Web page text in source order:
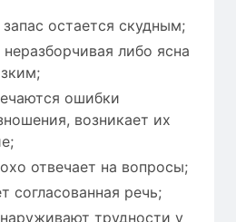
остается скудным;
либо ясна
ошибки
возникает их
отвечает на вопросы;
согласованная речь;
трудности у